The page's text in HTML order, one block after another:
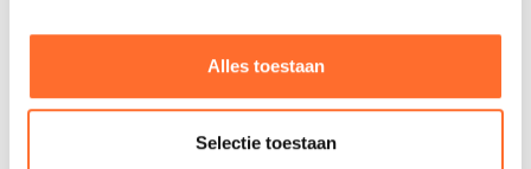
Alles toestaan
Selectie toestaan